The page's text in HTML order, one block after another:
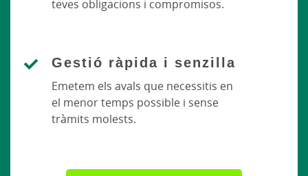
teves obligacions i compromisos.
Gestió ràpida i senzilla
Emetem els avals que necessitis en
el menor temps possible i sense
tràmits molests.